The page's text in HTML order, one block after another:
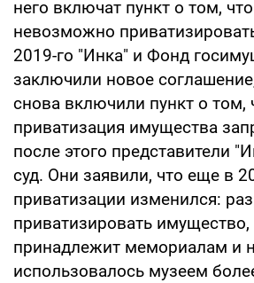
него включат пункт о том,
невозможно
2019-го "Инка" и Фонд
заключили новое
снова включили пункт о том,
приватизация имущества
после этого представители
суд. Они заявили, что еще в
приватизации изменился:
приватизировать имущество,
принадлежит мемориалам и
использовалось музеем